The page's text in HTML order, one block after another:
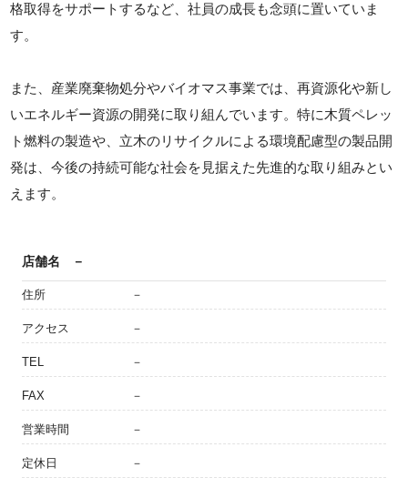
格取得をサポートするなど、社員の成長も念頭に置いていま
す。
また、産業廃棄物処分やバイオマス事業では、再資源化や新し
いエネルギー資源の開発に取り組んでいます。特に木質ペレッ
ト燃料の製造や、立木のリサイクルによる環境配慮型の製品開
発は、今後の持続可能な社会を見据えた先進的な取り組みとい
えます。
店舗名 －
住所 －
アクセス －
TEL －
FAX －
営業時間 －
定休日 －